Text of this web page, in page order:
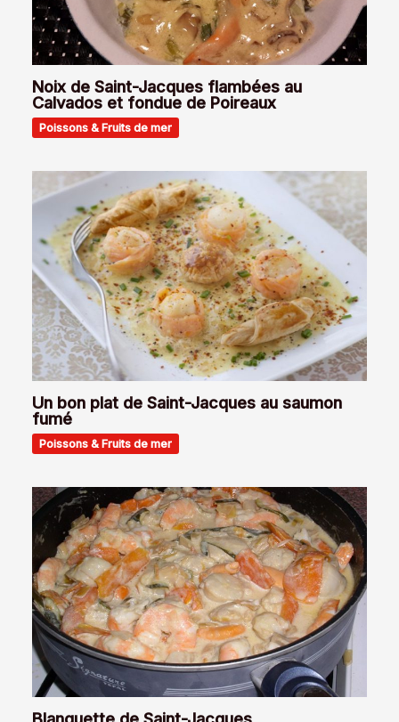
Noix de Saint-Jacques flambées au
Calvados et fondue de Poireaux
Poissons & Fruits de mer
Un bon plat de Saint-Jacques au saumon
fumé
Poissons & Fruits de mer